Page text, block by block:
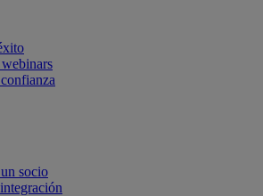
socio